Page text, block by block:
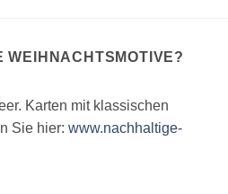
WEIHNACHTSMOTIVE?
Karten mit klassischen
Sie hier: www.nachhaltige-